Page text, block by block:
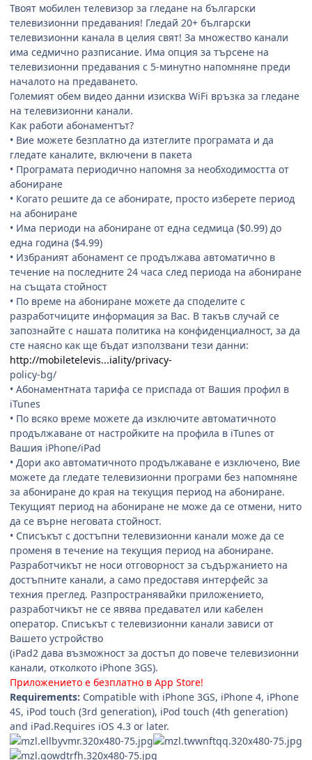
Твоят мобилен телевизор за гледане на български
телевизионни предавания! Гледай 20+ български
телевизионни канала в целия свят! За множество канали
има седмично разписание. Има опция за търсене на
телевизионни предавания с 5-минутно напомняне преди
началото на предаването.
Големият обем видео данни изисква WiFi връзка за гледане
на телевизионни канали.
Как работи абонаментът?
• Вие можете безплатно да изтеглите програмата и да
гледате каналите, включени в пакета
• Програмата периодично напомня за необходимостта от
абониране
• Когато решите да се абонирате, просто изберете период
на абониране
• Има периоди на абониране от една седмица ($0.99) до
една година ($4.99)
• Избраният абонамент се продължава автоматично в
течение на последните 24 часа след периода на абониране
на същата стойност
• По време на абониране можете да споделите с
разработчиците информация за Вас. В такъв случай се
запознайте с нашата политика на конфиденциалност, за да
сте наясно как ще бъдат използвани тези данни:
http://mobiletelevis...iality/privacy-
policy-bg/
• Абонаментната тарифа се приспада от Вашия профил в
iTunes
• По всяко време можете да изключите автоматичното
продължаване от настройките на профила в iTunes от
Вашия iPhone/iPad
• Дори ако автоматичното продължаване е изключено, Вие
можете да гледате телевизионни програми без напомняне
за абониране до края на текущия период на абониране.
Текущият период на абониране не може да се отмени, нито
да се върне неговата стойност.
• Списъкът с достъпни телевизионни канали може да се
променя в течение на текущия период на абониране.
Разработчикът не носи отговорност за съдържанието на
достъпните канали, а само предоставя интерфейс за
техния преглед. Разпространявайки приложението,
разработчикът не се явява предавател или кабелен
оператор. Списъкът с телевизионни канали зависи от
Вашето устройство
(iPad2 дава възможност за достъп до повече телевизионни
канали, отколкото iPhone 3GS).
Приложението е безплатно в App Store!
Requirements: Compatible with iPhone 3GS, iPhone 4, iPhone
4S, iPod touch (3rd generation), iPod touch (4th generation)
and iPad.Requires iOS 4.3 or later.